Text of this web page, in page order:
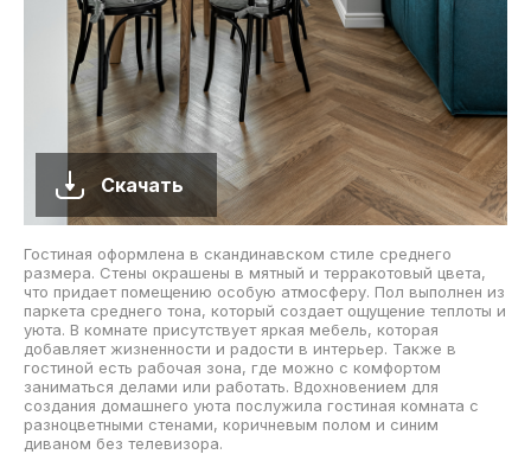
Скачать
Гостиная оформлена в скандинавском стиле среднего
размера. Стены окрашены в мятный и терракотовый цвета,
что придает помещению особую атмосферу. Пол выполнен из
паркета среднего тона, который создает ощущение теплоты и
уюта. В комнате присутствует яркая мебель, которая
добавляет жизненности и радости в интерьер. Также в
гостиной есть рабочая зона, где можно с комфортом
заниматься делами или работать. Вдохновением для
создания домашнего уюта послужила гостиная комната с
разноцветными стенами, коричневым полом и синим
диваном без телевизора.